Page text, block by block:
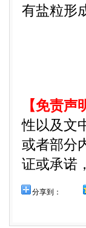
有盐粒形
【免责声
性以及文
或者部分
证或承诺
分享到：